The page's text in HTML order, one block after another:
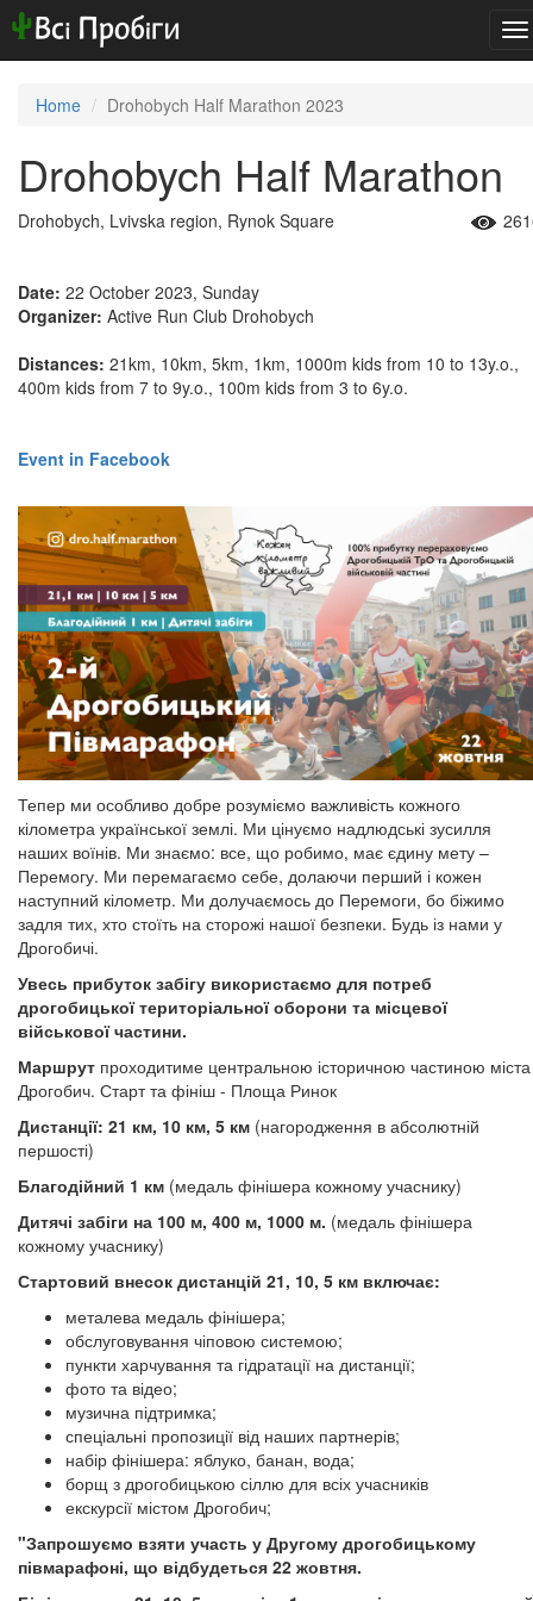
Home Drohobych Half Marathon 2023
Drohobych Half Marathon
Drohobych, Lvivska region, Rynok Square
Date: 22 October 2023, Sunday
Organizer: Active Run Club Drohobych
Distances: 21km, 10km, 5km, 1km, 1000m kids from 10 to 13y.o.,
400m kids from 7 to 9y.o., 100m kids from 3 to 6y.o.
Event in Facebook
Тепер ми особливо добре розуміємо важливість кожного
кілометра української землі. Ми цінуємо надлюдські зусилля
наших воїнів. Ми знаємо: все, що робимо, має єдину мету –
Перемогу. Ми перемагаємо себе, долаючи перший і кожен
наступний кілометр. Ми долучаємось до Перемоги, бо біжимо
задля тих, хто стоїть на сторожі нашої безпеки. Будь із нами у
Дрогобичі.
Увесь прибуток забігу використаємо для потреб
дрогобицької територіальної оборони та місцевої
військової частини.
Маршрут проходитиме центральною історичною частиною міста
Дрогобич. Старт та фініш - Площа Ринок
Дистанції: 21 км, 10 км, 5 км (нагородження в абсолютній
першості)
Благодійний 1 км (медаль фінішера кожному учаснику)
Дитячі забіги на 100 м, 400 м, 1000 м. (медаль фінішера
кожному учаснику)
Стартовий внесок дистанцій 21, 10, 5 км включає:
металева медаль фінішера;
обслуговування чіповою системою;
пункти харчування та гідратації на дистанції;
фото та відео;
музична підтримка;
спеціальні пропозиції від наших партнерів;
набір фінішера: яблуко, банан, вода;
борщ з дрогобицькою сіллю для всіх учасників
екскурсії містом Дрогобич;
"Запрошуємо взяти участь у Другому дрогобицькому
півмарафоні, що відбудеться 22 жовтня.